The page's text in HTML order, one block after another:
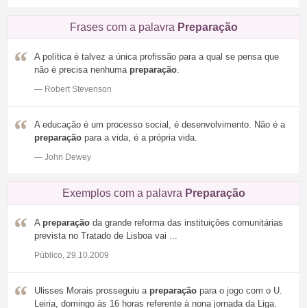
Frases com a palavra Preparação
A política é talvez a única profissão para a qual se pensa que
não é precisa nenhuma preparação
— Robert Stevenson
A educação é um processo social, é desenvolvimento. Não é a
preparação para a vida, é a própria vida.
— John Dewey
Exemplos com a palavra Preparação
A preparação da grande reforma das instituições comunitárias
prevista no Tratado de Lisboa vai ...
Público, 29.10.2009
Ulisses Morais prosseguiu a preparação para o jogo com o U.
Leiria, domingo às 16 horas referente à nona jornada da Liga.